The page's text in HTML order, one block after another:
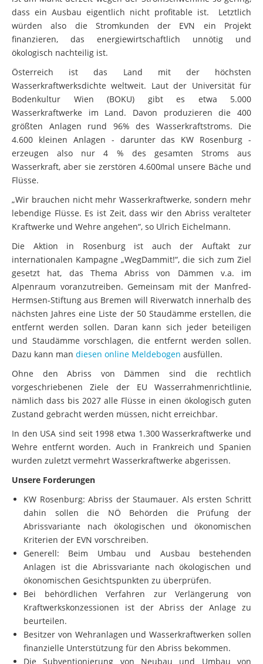
ist am Markt derzeit wegen der Stromschwemme so gering,
dass ein Ausbau eigentlich nicht profitable ist. Letztlich
würden also die Stromkunden der EVN ein Projekt
finanzieren, das energiewirtschaftlich unnötig und
ökologisch nachteilig ist.
Österreich ist das Land mit der höchsten
Wasserkraftwerksdichte weltweit. Laut der Universität für
Bodenkultur Wien (BOKU) gibt es etwa 5.000
Wasserkraftwerke im Land. Davon produzieren die 400
größten Anlagen rund 96% des Wasserkraftstroms. Die
4.600 kleinen Anlagen - darunter das KW Rosenburg -
erzeugen also nur 4 % des gesamten Stroms aus
Wasserkraft, aber sie zerstören 4.600mal unsere Bäche und
„Wir brauchen nicht mehr Wasserkraftwerke, sondern mehr
lebendige Flüsse. Es ist Zeit, dass wir den Abriss veralteter
Kraftwerke und Wehre angehen“, so Ulrich Eichelmann.
Die Aktion in Rosenburg ist auch der Auftakt zur
internationalen Kampagne „WegDammit!“, die sich zum Ziel
gesetzt hat, das Thema Abriss von Dämmen v.a. im
Alpenraum voranzutreiben. Gemeinsam mit der Manfred-
Hermsen-Stiftung aus Bremen will Riverwatch innerhalb des
nächsten Jahres eine Liste der 50 Staudämme erstellen, die
entfernt werden sollen. Daran kann sich jeder beteiligen
und Staudämme vorschlagen, die entfernt werden sollen.
diesen online Meldebogen
Ohne den Abriss von Dämmen sind die rechtlich
vorgeschriebenen Ziele der EU Wasserrahmenrichtlinie,
nämlich dass bis 2027 alle Flüsse in einen ökologisch guten
Zustand gebracht werden müssen, nicht erreichbar.
In den USA sind seit 1998 etwa 1.300 Wasserkraftwerke und
Wehre entfernt worden. Auch in Frankreich und Spanien
wurden zuletzt vermehrt Wasserkraftwerke abgerissen.
Unsere Forderungen
KW Rosenburg: Abriss der Staumauer. Als ersten Schritt
dahin sollen die NÖ Behörden die Prüfung der
Abrissvariante nach ökologischen und ökonomischen
Kriterien der EVN vorschreiben.
Generell: Beim Umbau und Ausbau bestehenden
Anlagen ist die Abrissvariante nach ökologischen und
ökonomischen Gesichtspunkten zu überprüfen.
Bei behördlichen Verfahren zur Verlängerung von
Kraftwerkskonzessionen ist der Abriss der Anlage zu
beurteilen.
Besitzer von Wehranlagen und Wasserkraftwerken sollen
finanzielle Unterstützung für den Abriss bekommen.